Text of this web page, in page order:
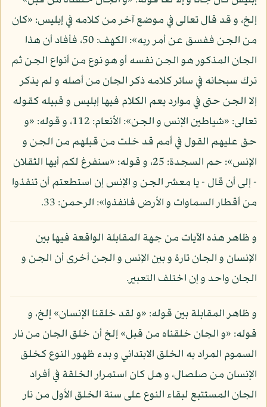
إلخ، و قد قال تعالى في موضع آخر من كلامه في إبليس: «كان
من الجن ففسق عن أمر ربه»: الكهف: 50، فأفاد أن هذا
الجان المذكور هو الجن نفسه أو هو نوع من أنواع الجن ثم
ترك سبحانه في سائر كلامه ذكر الجان من أصله و لم يذكر
إلا الجن حتى في موارد يعم الكلام فيها إبليس و قبيله كقوله
تعالى: «شياطين الإنس و الجن»: الأنعام: 112، و قوله: «و
حق عليهم القول في أمم قد خلت من قبلهم من الجن و
الإنس»: حم السجدة: 25، و قوله: «سنفرغ لكم أيها الثقلان
- إلى أن قال - يا معشر الجن و الإنس إن استطعتم أن تنفذوا
من أقطار السماوات و الأرض فانفذوا»: الرحمن: 33.
و ظاهر هذه الآيات من جهة المقابلة الواقعة فيها بين
الإنسان و الجان تارة و بين الإنس و الجن أخرى أن الجن و
الجان واحد و إن اختلف التعبير.
و ظاهر المقابلة بين قوله: «و لقد خلقنا الإنسان» إلخ، و
قوله: «و الجان خلقناه من قبل» إلخ أن خلق الجان من نار
السموم المراد به الخلق الابتدائي و بدء ظهور النوع كخلق
الإنسان من صلصال، و هل كان استمرار الخلقة في أفراد
الجان المستتبع لبقاء النوع على سنة الخلق الأول من نار